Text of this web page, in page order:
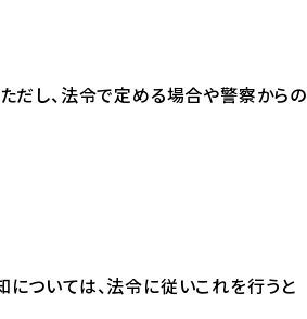
だし、法令で定める場合や警察からの
ついては、法令に従いこれを行うと